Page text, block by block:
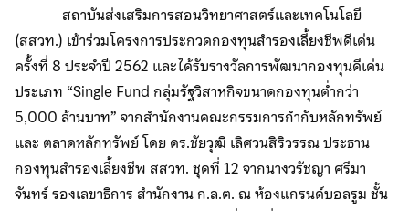
สถาบันส่งเสริมการสอนวิทยาศาสตร์และเทคโนโลยี
(สสวท.) เข้าร่วมโครงการประกวดกองทุนสำรองเลี้ยงชีพดีเด่น
ครั้งที่ 8 ประจำปี 2562 และได้รับรางวัลการพัฒนากองทุนดีเด่น
ประเภท “Single Fund กลุ่มรัฐวิสาหกิจขนาดกองทุนต่ำกว่า
5,000 ล้านบาท” จากสำนักงานคณะกรรมการกำกับหลักทรัพย์
และ ตลาดหลักทรัพย์ โดย ดร.ชัยวุฒิ เลิศวนสิริวรรณ ประธาน
กองทุนสำรองเลี้ยงชีพ สสวท. ชุดที่ 12 จากนางวรัชญา ศรีมา
จันทร์ รองเลขาธิการ สำนักงาน ก.ล.ต. ณ ห้องแกรนด์บอลรูม ชั้น